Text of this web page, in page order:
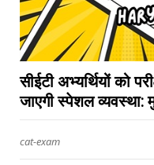
सीईटी अभ्यर्थियों को
जाएगी स्पेशल व्यवस्था:
cat-exam